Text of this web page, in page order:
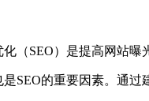
（SEO）是提高网站
SEO的重要因素。通